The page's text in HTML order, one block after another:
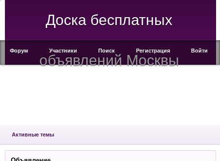
Доска бесплатных
объявлений Москвы
Форум Участники Поиск Регистрация Войти
Активные темы